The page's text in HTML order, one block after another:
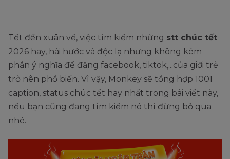
Tết đến xuân về, việc tìm kiếm những stt chúc tết
2026 hay, hài hước và độc lạ nhưng không kém
phần ý nghĩa để đăng facebook, tiktok,...của giới trẻ
trở nên phổ biến. Vì vậy, Monkey sẽ tổng hợp 1001
caption, status chúc tết hay nhất trong bài viết này,
nếu bạn cũng đang tìm kiếm nó thì đừng bỏ qua
nhé.